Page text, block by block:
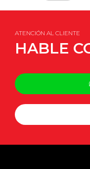
ATENCIÓN AL CLIENTE
HABLE